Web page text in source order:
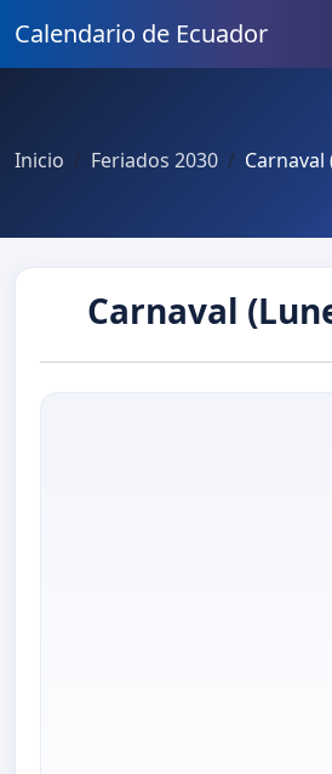
Calendario de Ecuador
Inicio Feriados 2030 Carnaval
Carnaval